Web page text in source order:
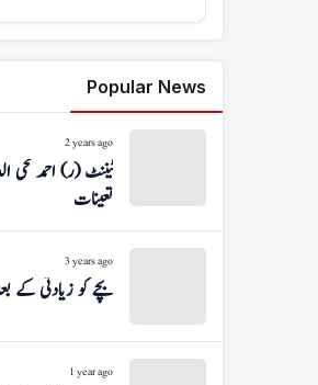
Popular News
2 years ago
لیفٹیننٹ (ر) احمد
تعینات
3 years ago
بچے کو زیادتی کے
1 year ago